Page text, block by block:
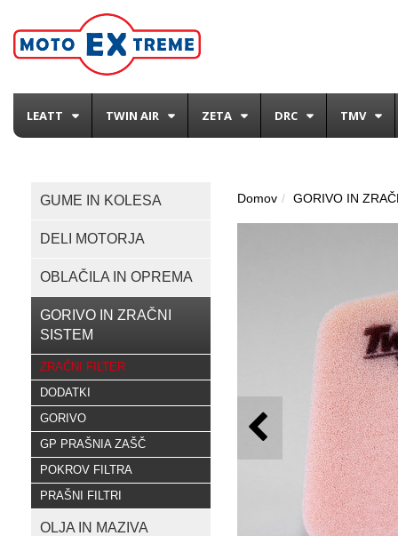
LEATT TWIN AIR ZETA DRC TMV
GUME IN KOLESA
DELI MOTORJA
OBLAČILA IN OPREMA
GORIVO IN ZRAČNI
SISTEM
ZRAČNI FILTER
DODATKI
GORIVO
GP PRAŠNIA ZAŠČ
POKROV FILTRA
PRAŠNI FILTRI
OLJA IN MAZIVA
Domov GORIVO IN